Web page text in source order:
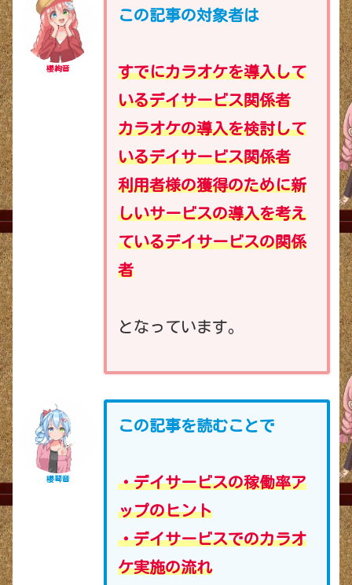
櫻絢音
この記事の対象者は
すでにカラオケを導入して
いるデイサービス関係者
カラオケの導入を検討して
いるデイサービス関係者
利用者様の獲得のために新
しいサービスの導入を考え
ているデイサービスの関係
者
となっています。
櫻琴音
この記事を読むことで
・デイサービスの稼働率ア
ップのヒント
・デイサービスでのカラオ
ケ実施の流れ